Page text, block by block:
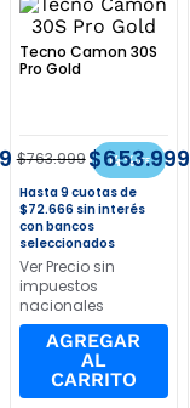
Tecno Camon 30S
Pro Gold
14 %
$763.999
9
$72.666 sin interés
con bancos
seleccionados
Ver Precio sin
impuestos
nacionales
AGREGAR
AL
CARRITO
$653.999